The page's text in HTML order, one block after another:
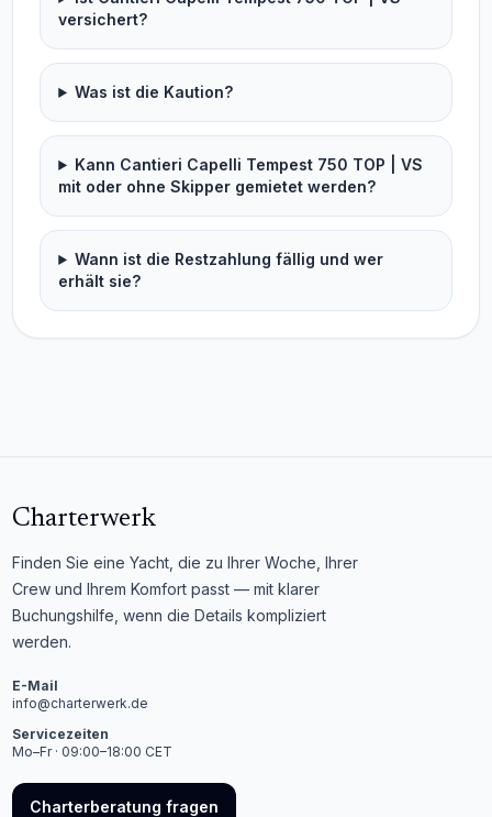
versichert?
Was ist die Kaution?
Kann Cantieri Capelli Tempest 750 TOP | VS
mit oder ohne Skipper gemietet werden?
Wann ist die Restzahlung fällig und wer
erhält sie?
Charterwerk
Finden Sie eine Yacht, die zu Ihrer Woche, Ihrer
Crew und Ihrem Komfort passt — mit klarer
Buchungshilfe, wenn die Details kompliziert
werden.
E-Mail
info@charterwerk.de
Servicezeiten
Mo–Fr · 09:00–18:00 CET
Charterberatung fragen